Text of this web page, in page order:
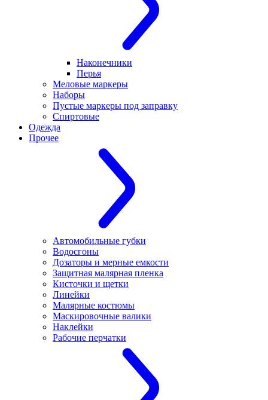
Наконечники
Перья
Меловые маркеры
Наборы
Пустые маркеры под заправку
Спиртовые
Одежда
Прочее
Автомобильные губки
Водосгоны
Дозаторы и мерные емкости
Защитная малярная пленка
Кисточки и щетки
Линейки
Малярные костюмы
Маскировочные валики
Наклейки
Рабочие перчатки